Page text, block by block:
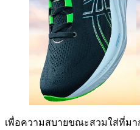
เพื่อความสบายขณะสวมใส่ที่มา